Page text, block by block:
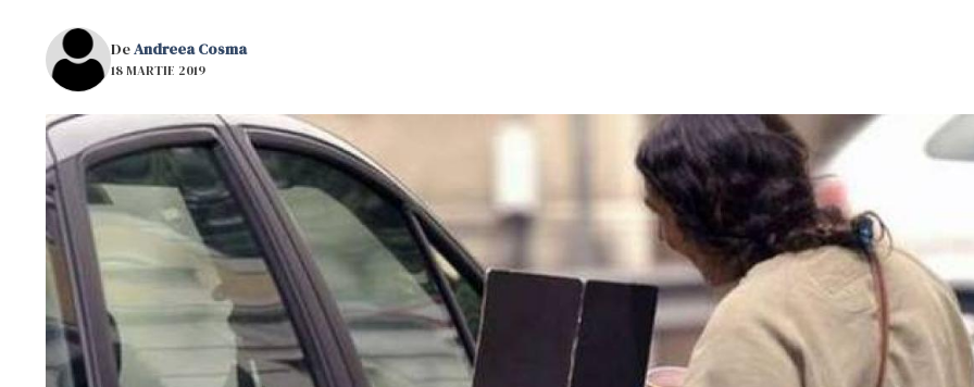
DeAndreea Cosma
18 MARTIE 2019